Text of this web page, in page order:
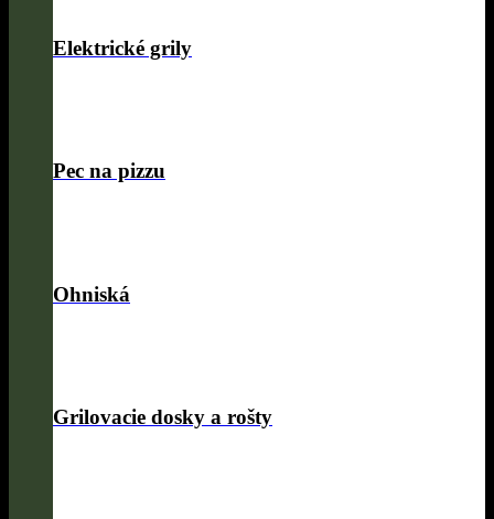
Elektrické grily
Pec na pizzu
Ohniská
Grilovacie dosky a rošty